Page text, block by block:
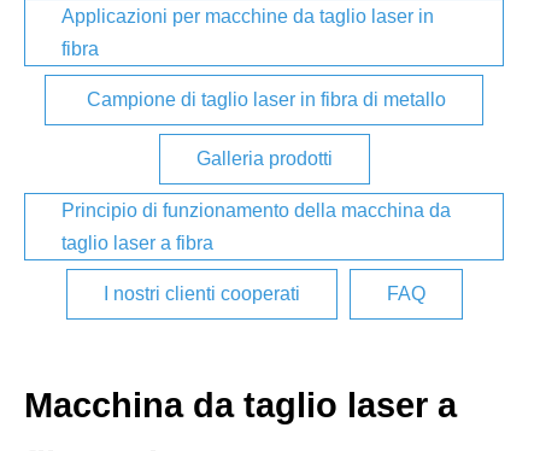
Applicazioni per macchine da taglio laser in
fibra
Campione di taglio laser in fibra di metallo
Galleria prodotti
Principio di funzionamento della macchina da
taglio laser a fibra
I nostri clienti cooperati FAQ
Macchina da taglio laser a